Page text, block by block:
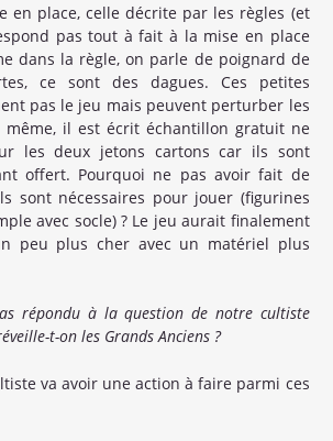
en place, celle décrite par les règles (et
pas tout à fait à la mise en place
dans la règle, on parle de poignard de
ce sont des dagues. Ces petites
pas le jeu mais peuvent perturber les
même, il est écrit échantillon gratuit ne
les deux jetons cartons car ils sont
offert. Pourquoi ne pas avoir fait de
sont nécessaires pour jouer (figurines
avec socle) ? Le jeu aurait finalement
peu plus cher avec un matériel plus
répondu à la question de notre cultiste
t-on les Grands Anciens ?
va avoir une action à faire parmi ces